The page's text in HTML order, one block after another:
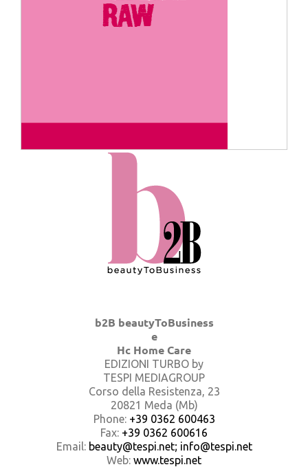
b2B beautyToBusiness
e
Hc Home Care
EDIZIONI TURBO by
TESPI MEDIAGROUP
Corso della Resistenza, 23
20821 Meda (Mb)
Phone: +39 0362 600463
Fax: +39 0362 600616
Email: beauty@tespi.net; info@tespi.net
Web: www.tespi.net